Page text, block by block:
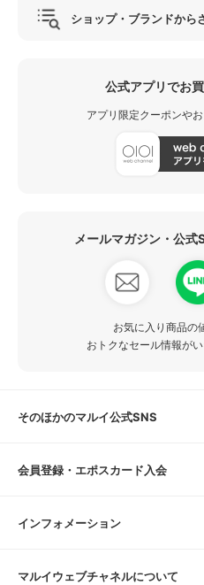
ショップ・ブランドから
公式アプリでお
アプリ限定クーポンや
メールマガジン・公式
お気に入り商品の
おトクなセール情報が
そのほかのマルイ公式SNS
会員登録・エポスカード入会
インフォメーション
マルイウェブチャネルについて